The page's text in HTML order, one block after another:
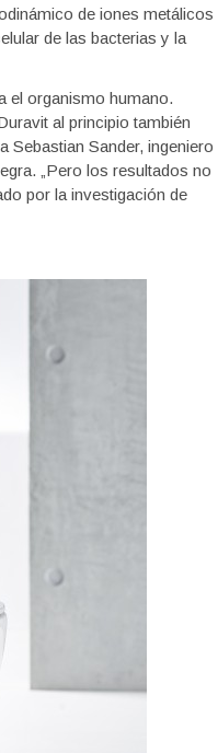
de iones metálicos
de las bacterias y la
el organismo humano.
al principio también
Sebastian Sander, ingeniero
„Pero los resultados no
por la investigación de